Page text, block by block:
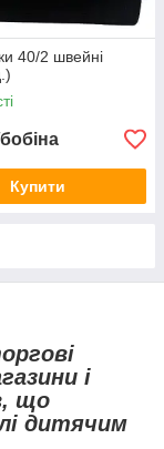
40/2 швейні
Купити
і
що
дитячим